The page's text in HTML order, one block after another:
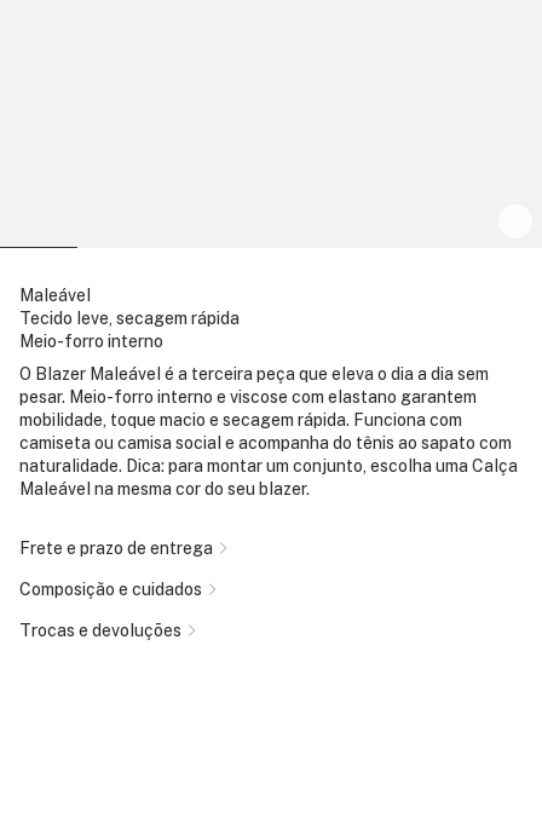
Maleável
Tecido leve, secagem rápida
Meio-forro interno
O Blazer Maleável é a terceira peça que eleva o dia a dia sem
pesar. Meio-forro interno e viscose com elastano garantem
mobilidade, toque macio e secagem rápida. Funciona com
camiseta ou camisa social e acompanha do tênis ao sapato com
naturalidade. Dica: para montar um conjunto, escolha uma Calça
Maleável na mesma cor do seu blazer.
Frete e prazo de entrega
Composição e cuidados
Trocas e devoluções